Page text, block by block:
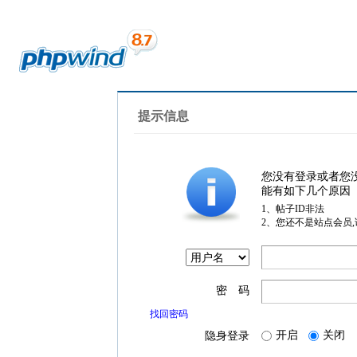
提示信息
您没有登录或者您
能有如下几个原因
1、帖子ID非法
2、您还不是站点会员
密 码
找回密码
隐身登录 开启 关闭